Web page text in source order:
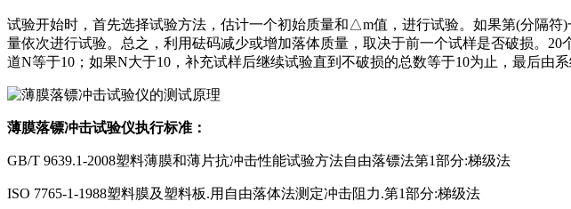
试验开始时，首先选择试验方法，估计一个初始质量和△m值，进行试验。如果第(分隔
量依次进行试验。总之，利用砝码减少或增加落体质量，取决于前一个试样是否破损。
道N等于10；如果N大于10，补充试样后继续试验直到不破损的总数等于10为止，最后由系
薄膜落镖冲击试验仪执行标准 ：
GB/T 9639.1-2008塑料薄膜和薄片抗冲击性能试验方法自由落镖法第1部分:梯级法
ISO 7765-1-1988塑料膜及塑料板.用自由落体法测定冲击阻力.第1部分:梯级法